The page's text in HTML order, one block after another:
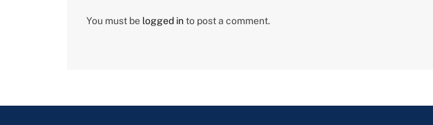
You must be logged into post a comment.